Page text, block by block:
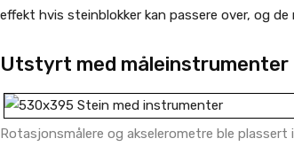
effekt hvis steinblokker kan passere over, og
Utstyrt med måleinstrumenter
Rotasjonsmålere og akselerometre ble